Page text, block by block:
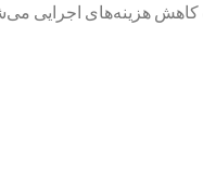
کاهش هزینه‌های اجرایی